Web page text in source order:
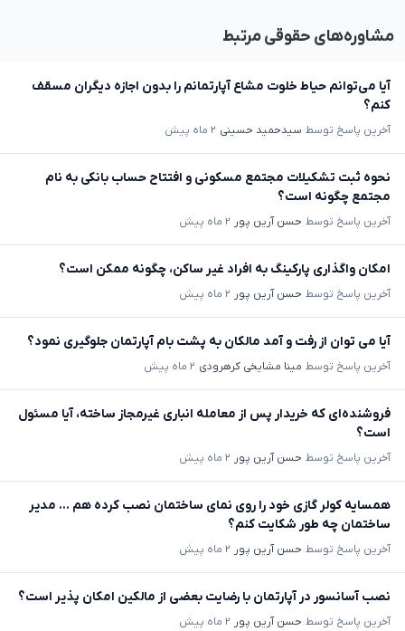
مشاوره‌های حقوقی مرتبط
آیا می‌توانم حیاط خلوت مشاع آپارتمانم را بدون اجازه دیگران مسقف
کنم؟
آخرین پاسخ توسط سیدحمید حسینی ۲ ماه پیش
نحوه ثبت تشکیلات مجتمع مسکونی و افتتاح حساب بانکی به نام
مجتمع چگونه است؟
آخرین پاسخ توسط حسن آرین پور ۲ ماه پیش
امکان واگذاری پارکینگ به افراد غیر ساکن، چگونه ممکن است؟
آخرین پاسخ توسط حسن آرین پور ۲ ماه پیش
آیا می توان از رفت و آمد مالکان به پشت بام آپارتمان جلوگیری نمود؟
آخرین پاسخ توسط مینا مشایخی کرهرودی ۲ ماه پیش
فروشنده‌ای که خریدار پس از معامله انباری غیرمجاز ساخته، آیا مسئول
است؟
آخرین پاسخ توسط حسن آرین پور ۲ ماه پیش
همسایه کولر گازی خود را روی نمای ساختمان نصب کرده هم ... مدیر
ساختمان چه طور شکایت کنم؟
آخرین پاسخ توسط حسن آرین پور ۲ ماه پیش
نصب آسانسور در آپارتمان با رضایت بعضی از مالکین امکان پذیر است؟
آخرین پاسخ توسط حسن آرین پور ۲ ماه پیش